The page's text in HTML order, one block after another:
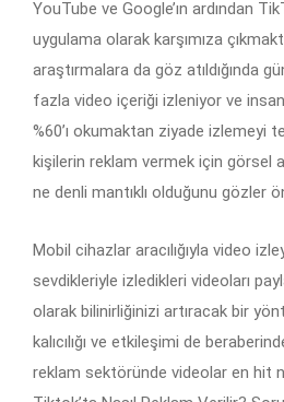
YouTube ve Google’ın ardından
uygulama olarak karşımıza
araştırmalara da göz atıldığında
fazla video içeriği izleniyor ve
%60’ı okumaktan ziyade izlemeyi
kişilerin reklam vermek için görsel
ne denli mantıklı olduğunu gözler
Mobil cihazlar aracılığıyla video
sevdikleriyle izledikleri videoları
olarak bilinirliğinizi artıracak bir
kalıcılığı ve etkileşimi de
reklam sektöründe videolar en hit